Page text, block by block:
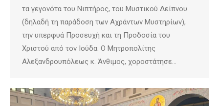
τα γεγονότα του Νιπτήρος, του Μυστικού Δείπνου
(δηλαδή τη παράδοση των Αχράντων Μυστηρίων),
την υπερφυά Προσευχή και τη Προδοσία του
Χριστού από τον Ιούδα. Ο Μητροπολίτης
Αλεξανδρουπόλεως κ. Άνθιμος, χοροστάτησε…